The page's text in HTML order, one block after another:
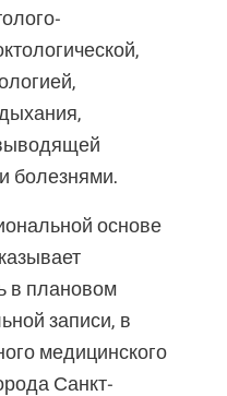
болезнями.
основе
в плановом
записи, в
медицинского
Санкт-